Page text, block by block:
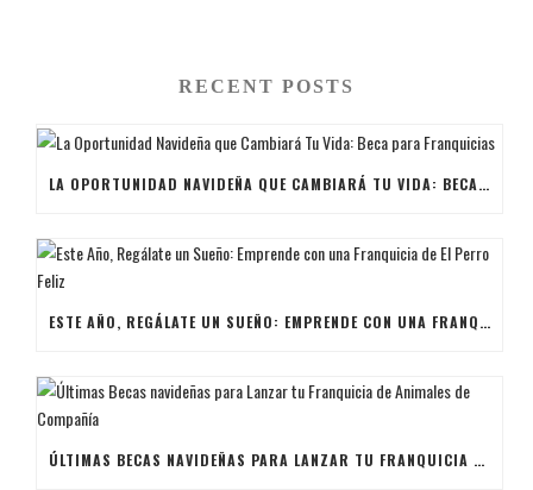
RECENT POSTS
LA OPORTUNIDAD NAVIDEÑA QUE CAMBIARÁ TU VIDA: BECA PARA FRANQUICIAS
ESTE AÑO, REGÁLATE UN SUEÑO: EMPRENDE CON UNA FRANQUICIA DE EL PERRO FELIZ
ÚLTIMAS BECAS NAVIDEÑAS PARA LANZAR TU FRANQUICIA DE ANIMALES DE COMPAÑÍA